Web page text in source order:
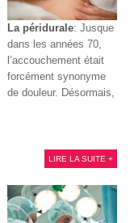
La péridurale: Jusque
dans les années 70,
l’accouchement était
forcément synonyme
de douleur. Désormais,
LIRE LA SUITE +